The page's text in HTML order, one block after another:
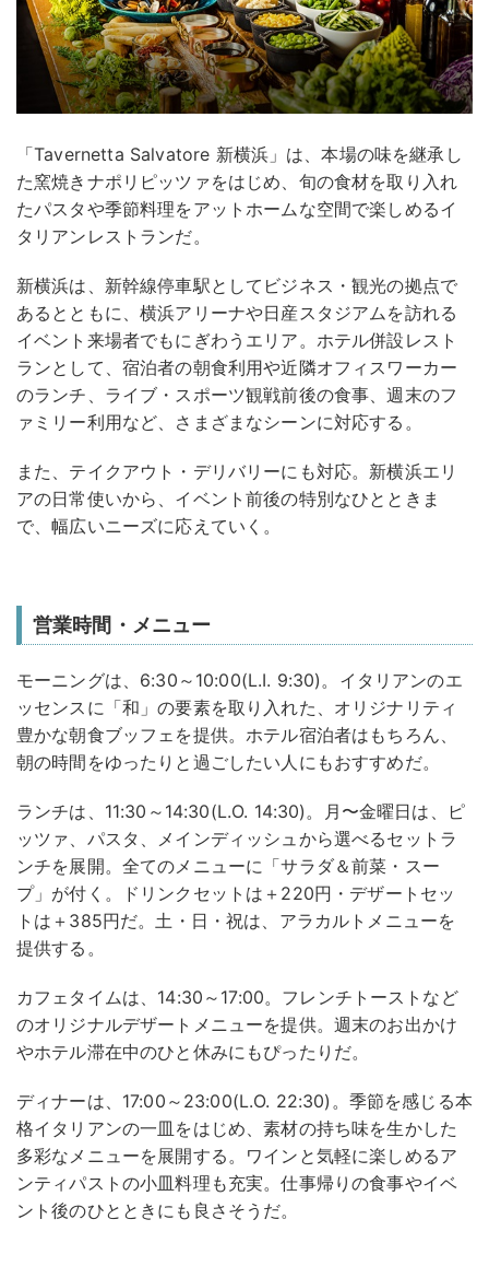
「Tavernetta Salvatore 新横浜」は、本場の味を継承し
た窯焼きナポリピッツァをはじめ、旬の食材を取り入れ
たパスタや季節料理をアットホームな空間で楽しめるイ
タリアンレストランだ。
新横浜は、新幹線停車駅としてビジネス・観光の拠点で
あるとともに、横浜アリーナや日産スタジアムを訪れる
イベント来場者でもにぎわうエリア。ホテル併設レスト
ランとして、宿泊者の朝食利用や近隣オフィスワーカー
のランチ、ライブ・スポーツ観戦前後の食事、週末のフ
ァミリー利用など、さまざまなシーンに対応する。
また、テイクアウト・デリバリーにも対応。新横浜エリ
アの日常使いから、イベント前後の特別なひとときま
で、幅広いニーズに応えていく。
営業時間・メニュー
モーニングは、6:30～10:00(L.I. 9:30)。イタリアンのエ
ッセンスに「和」の要素を取り入れた、オリジナリティ
豊かな朝食ブッフェを提供。ホテル宿泊者はもちろん、
朝の時間をゆったりと過ごしたい人にもおすすめだ。
ランチは、11:30～14:30(L.O. 14:30)。月〜金曜日は、ピ
ッツァ、パスタ、メインディッシュから選べるセットラ
ンチを展開。全てのメニューに「サラダ＆前菜・スー
プ」が付く。ドリンクセットは＋220円・デザートセッ
トは＋385円だ。土・日・祝は、アラカルトメニューを
提供する。
カフェタイムは、14:30～17:00。フレンチトーストなど
のオリジナルデザートメニューを提供。週末のお出かけ
やホテル滞在中のひと休みにもぴったりだ。
ディナーは、17:00～23:00(L.O. 22:30)。季節を感じる本
格イタリアンの一皿をはじめ、素材の持ち味を生かした
多彩なメニューを展開する。ワインと気軽に楽しめるア
ンティパストの小皿料理も充実。仕事帰りの食事やイベ
ント後のひとときにも良さそうだ。